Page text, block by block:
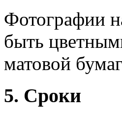
Фотографии
быть
матовой
5. Сроки